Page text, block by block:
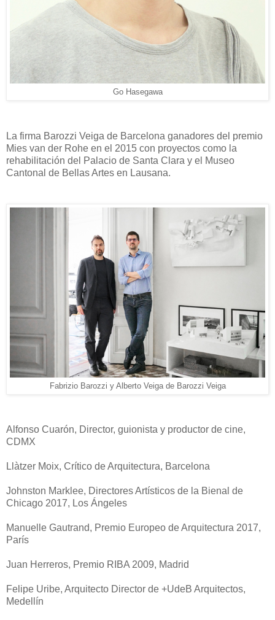
Go Hasegawa
La firma Barozzi Veiga de Barcelona ganadores del premio
Mies van der Rohe en el 2015 con proyectos como la
rehabilitación del Palacio de Santa Clara y el Museo
Cantonal de Bellas Artes en Lausana.
Fabrizio Barozzi y Alberto Veiga de Barozzi Veiga
Alfonso Cuarón, Director, guionista y productor de cine,
CDMX
Llàtzer Moix, Crítico de Arquitectura, Barcelona
Johnston Marklee, Directores Artísticos de la Bienal de
Chicago 2017, Los Ángeles
Manuelle Gautrand, Premio Europeo de Arquitectura 2017,
París
Juan Herreros, Premio RIBA 2009, Madrid
Felipe Uribe, Arquitecto Director de +UdeB Arquitectos,
Medellín